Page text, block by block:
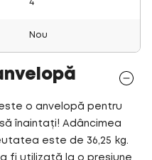
4
Nou
este o anvelopă pentru
înaintați! Adâncimea
este de 36,25 kg.
fi utilizată la o presiune